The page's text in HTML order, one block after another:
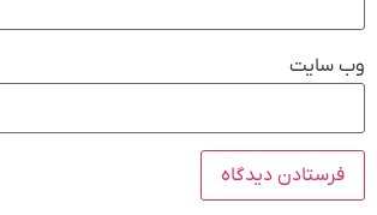
وب‌ سایت